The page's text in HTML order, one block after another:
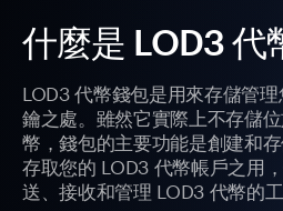
什麼是 LOD3 代
LOD3 代幣錢包是用來存儲管
鑰之處。雖然它實際上不存儲
幣，錢包的主要功能是創建和
存取您的 LOD3 代幣帳戶之用
送、接收和管理 LOD3 代幣的工